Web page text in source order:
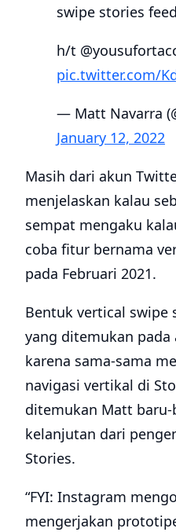
swipe stories
h/t
pic.twitter.com/
— Matt Navarra
January 12, 2022
Masih dari akun
menjelaskan kalau
sempat mengaku
coba fitur bernama
pada Februari 2021.
Bentuk vertical swipe
yang ditemukan pada
karena sama-sama
navigasi vertikal di
ditemukan Matt
kelanjutan dari
Stories.
“FYI: Instagram
mengerjakan